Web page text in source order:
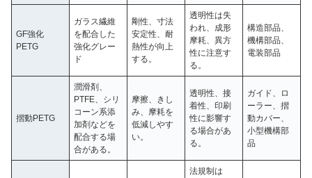
GF強化
PETG
ガラス繊維
を配合した
強化グレー
ド
剛性、寸法
安定性、耐
熱性が向上
する。
透明性は失
われ、成形
摩耗、異方
性に注意す
る。
構造部品、
機構部品、
電装部品
摺動PETG
潤滑剤、
PTFE、シリ
コーン系添
加剤などを
配合する場
合がある。
摩擦、きし
み、摩耗を
低減しやす
い。
透明性、接
着性、印刷
性に影響す
る場合があ
る。
ガイド、ロ
ーラー、摺
動カバー、
小型機構部
品
法規制は